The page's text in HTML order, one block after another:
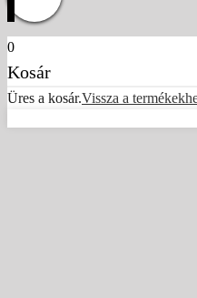
0
Kosár
Üres a kosár.Vissza a